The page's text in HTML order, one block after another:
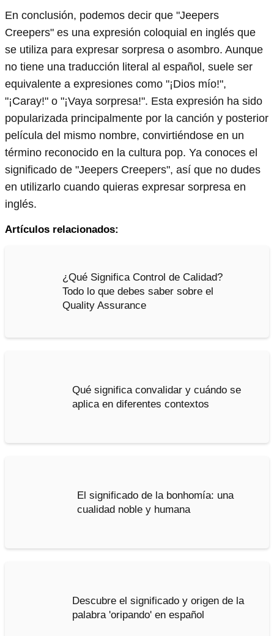
En conclusión, podemos decir que "Jeepers
Creepers" es una expresión coloquial en inglés que
se utiliza para expresar sorpresa o asombro. Aunque
no tiene una traducción literal al español, suele ser
equivalente a expresiones como "¡Dios mío!",
"¡Caray!" o "¡Vaya sorpresa!". Esta expresión ha sido
popularizada principalmente por la canción y posterior
película del mismo nombre, convirtiéndose en un
término reconocido en la cultura pop. Ya conoces el
significado de "Jeepers Creepers", así que no dudes
en utilizarlo cuando quieras expresar sorpresa en
inglés.
Artículos relacionados:
¿Qué Significa Control de Calidad?
Todo lo que debes saber sobre el
Quality Assurance
Qué significa convalidar y cuándo se
aplica en diferentes contextos
El significado de la bonhomía: una
cualidad noble y humana
Descubre el significado y origen de la
palabra 'oripando' en español